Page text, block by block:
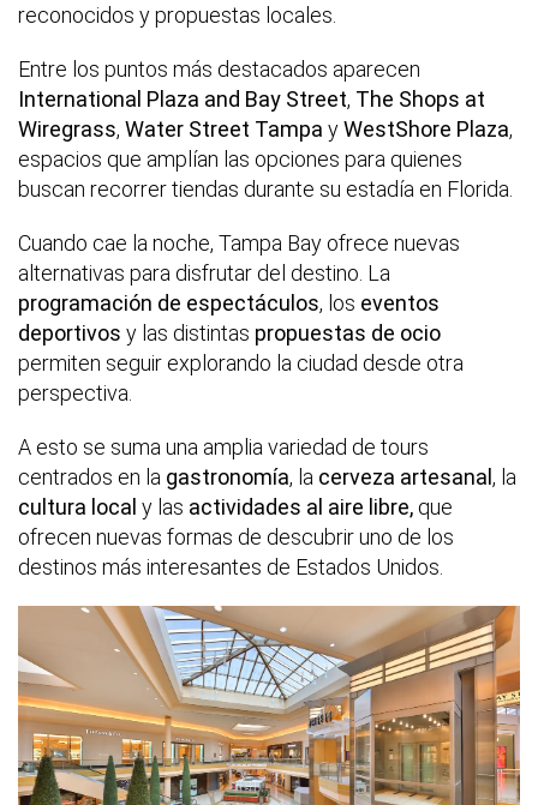
reconocidos y propuestas locales.
Entre los puntos más destacados aparecen
International Plaza and Bay Street, The Shops at
Wiregrass, Water Street Tampa yWestShore Plaza,
espacios que amplían las opciones para quienes
buscan recorrer tiendas durante su estadía en Florida.
Cuando cae la noche, Tampa Bay ofrece nuevas
alternativas para disfrutar del destino. La
programación de espectáculos, los eventos
deportivos y las distintas propuestas de ocio
permiten seguir explorando la ciudad desde otra
perspectiva.
A esto se suma una amplia variedad de tours
centrados en la gastronomía, la cerveza artesanal , la
cultura local y las actividades al aire libre, que
ofrecen nuevas formas de descubrir uno de los
destinos más interesantes de Estados Unidos.